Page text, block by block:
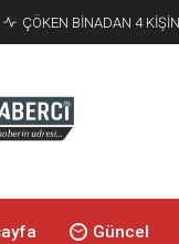
ÇÖKEN BİNADAN 4
Güncel